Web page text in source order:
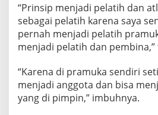
“Prinsip menjadi pelatih dan
sebagai pelatih karena saya
pernah menjadi pelatih
menjadi pelatih dan pembina,”
“Karena di pramuka sendiri
menjadi anggota dan bisa
yang di pimpin,” imbuhnya.